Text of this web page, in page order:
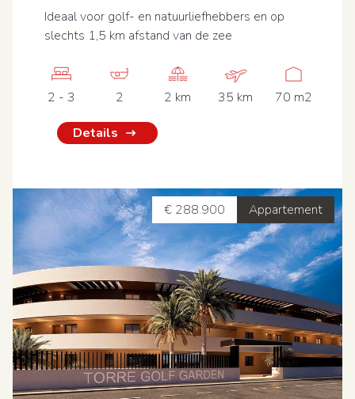
Ideaal voor golf- en natuurliefhebbers en op
slechts 1,5 km afstand van de zee
2 - 3 2 2 km 35 km 70 m2
Details
Appartement
€ 288.900